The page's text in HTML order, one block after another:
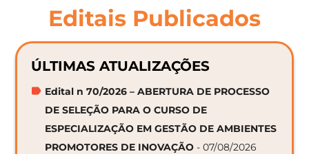
Editais Publicados
ÚLTIMAS ATUALIZAÇÕES
Edital n 70/2026 – ABERTURA DE PROCESSO
DE SELEÇÃO PARA O CURSO DE
ESPECIALIZAÇÃO EM GESTÃO DE AMBIENTES
PROMOTORES DE INOVAÇÃO - 07/08/2026